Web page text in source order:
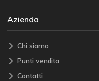
Azienda
Chi siamo
Punti vendita
Contatti